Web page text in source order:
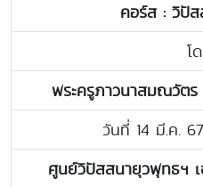
คอร์ส : วิปั
โ
พระครูภาวนาสมณวัต
วันที่ 14 มี.ค.
ศูนย์วิปัสสนายุวพุทธฯ